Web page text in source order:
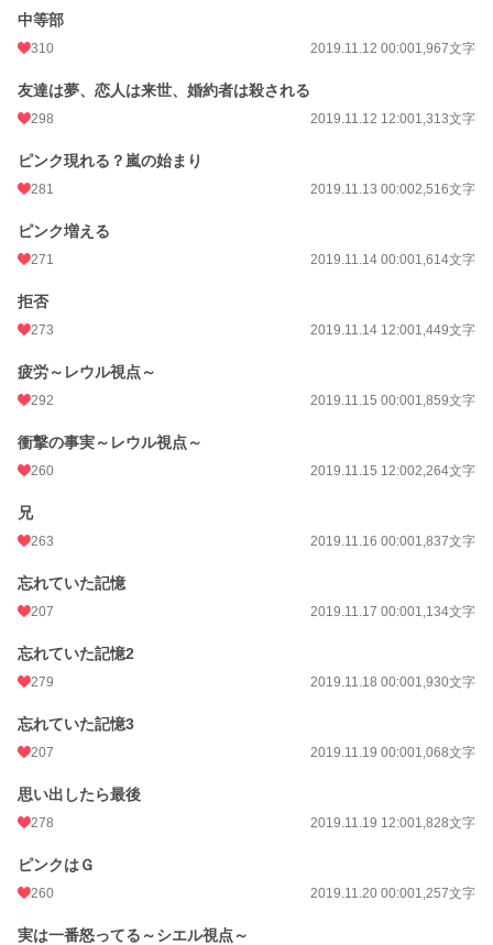
中等部
310 2019.11.12 00:001,967文字
友達は夢、恋人は来世、婚約者は殺される
298 2019.11.12 12:001,313文字
ピンク現れる？嵐の始まり
281 2019.11.13 00:002,516文字
ピンク増える
271 2019.11.14 00:001,614文字
拒否
273 2019.11.14 12:001,449文字
疲労～レウル視点～
292 2019.11.15 00:001,859文字
衝撃の事実～レウル視点～
260 2019.11.15 12:002,264文字
兄
263 2019.11.16 00:001,837文字
忘れていた記憶
207 2019.11.17 00:001,134文字
忘れていた記憶2
279 2019.11.18 00:001,930文字
忘れていた記憶3
207 2019.11.19 00:001,068文字
思い出したら最後
278 2019.11.19 12:001,828文字
ピンクはＧ
260 2019.11.20 00:001,257文字
実は一番怒ってる～シエル視点～